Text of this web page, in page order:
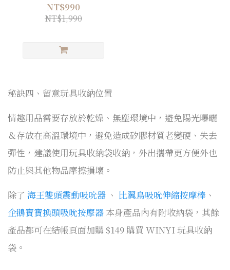
NT$990
NT$1,990
秘訣四、留意玩具收納位置
情趣用品需要存放於乾燥、無塵環境中，避免陽光曝曬
＆存放在高溫環境中，避免造成矽膠材質老變硬、失去
彈性，建議使用玩具收納袋收納，外出攜帶更方便外也
防止與其他物品摩擦損壞。
除了 海王雙頭震動吸吮器 、 比翼鳥吸吮伸縮按摩棒 、
企鵝寶寶換頭吸吮按摩器 本身產品內有附收納袋，其餘
產品都可在結帳頁面加購 $149 購買 WINYI 玩具收納
袋。